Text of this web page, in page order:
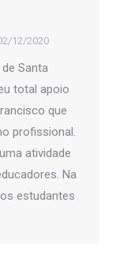
12/2020
Santa
total apoio
que
profissional.
atividade
Na
estudantes